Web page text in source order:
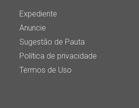
Expediente
Anuncie
Sugestão de Pauta
Política de privacidade
Termos de Uso